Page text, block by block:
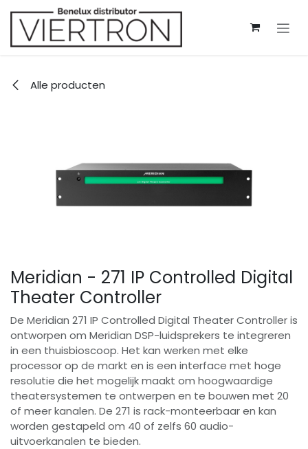
Overslaan naar inhoud
Alle producten
Meridian - 271 IP Controlled Digital
Theater Controller
De Meridian 271 IP Controlled Digital Theater Controller is
ontworpen om Meridian DSP-luidsprekers te integreren
in een thuisbioscoop. Het kan werken met elke
processor op de markt en is een interface met hoge
resolutie die het mogelijk maakt om hoogwaardige
theatersystemen te ontwerpen en te bouwen met 20
of meer kanalen. De 271 is rack-monteerbaar en kan
worden gestapeld om 40 of zelfs 60 audio-
uitvoerkanalen te bieden.